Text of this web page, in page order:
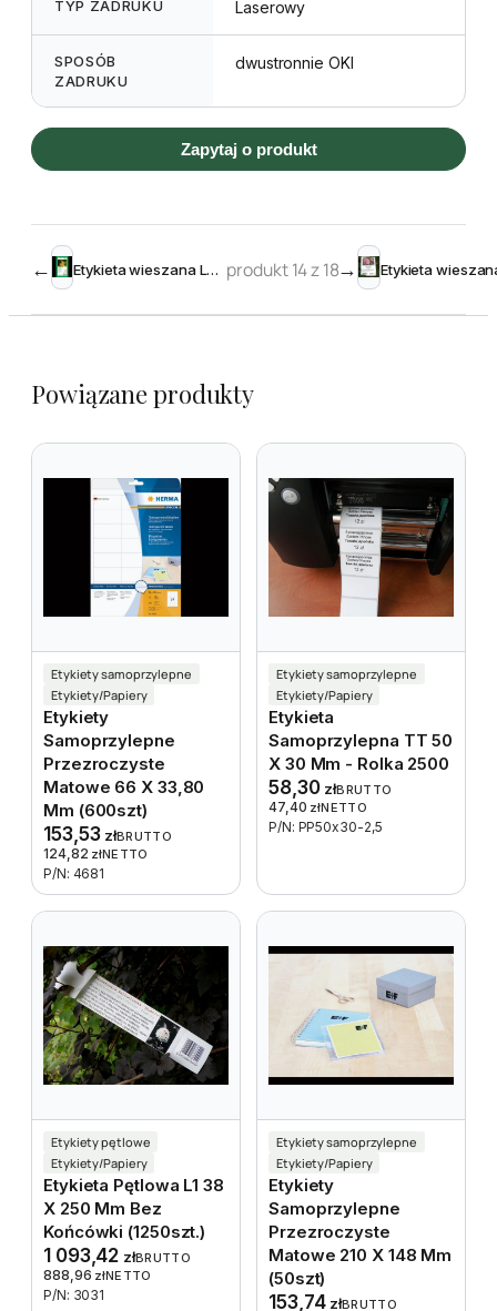
TYP ZADRUKU Laserowy
SPOSÓB
ZADRUKU
dwustronnie OKI
Zapytaj o produkt
← Etykieta wieszana L2 50 x 113 mm (2000szt.) produkt 14 z 18→
Powiązane produkty
Etykiety samoprzylepne
Etykiety/Papiery
Etykiety
Samoprzylepne
Przezroczyste
Matowe 66 X 33,80
Mm (600szt)
153,53 złBRUTTO
124,82 złNETTO
P/N: 4681
Etykiety samoprzylepne
Etykiety/Papiery
Etykieta
Samoprzylepna TT 50
X 30 Mm - Rolka 2500
58,30 złBRUTTO
47,40 złNETTO
P/N: PP50x30-2,5
Etykiety pętlowe
Etykiety/Papiery
Etykieta Pętlowa L1 38
X 250 Mm Bez
Końcówki (1250szt.)
1 093,42 złBRUTTO
888,96 złNETTO
P/N: 3031
Etykiety samoprzylepne
Etykiety/Papiery
Etykiety
Samoprzylepne
Przezroczyste
Matowe 210 X 148 Mm
(50szt)
153,74 złBRUTTO